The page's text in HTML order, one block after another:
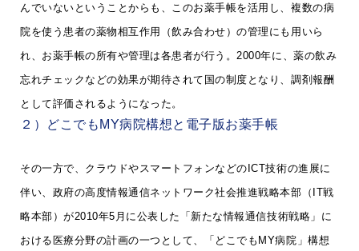
んでいないということからも、このお薬手帳を活用し、複数の病
院を使う患者の薬物相互作用（飲み合わせ）の管理にも用いら
れ、お薬手帳の所有や管理は各患者が行う。2000年に、薬の飲み
忘れチェックなどの効果が期待されて国の制度となり、調剤報酬
として評価されるようになった。
２）どこでもMY病院構想と電子版お薬手帳
その一方で、クラウドやスマートフォンなどのICT技術の進展に
伴い、政府の高度情報通信ネットワーク社会推進戦略本部（IT戦
略本部）が2010年5月に公表した「新たな情報通信技術戦略」に
おける医療分野の計画の一つとして、「どこでもMY病院」構想